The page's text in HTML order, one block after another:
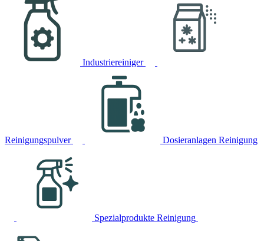
Industriereiniger
Reinigungspulver Dosieranlagen Reinigung
Spezialprodukte Reinigung